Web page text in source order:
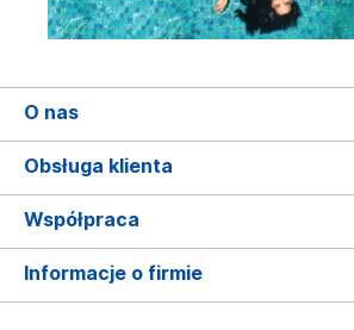
O nas
Obsługa klienta
Współpraca
Informacje o firmie